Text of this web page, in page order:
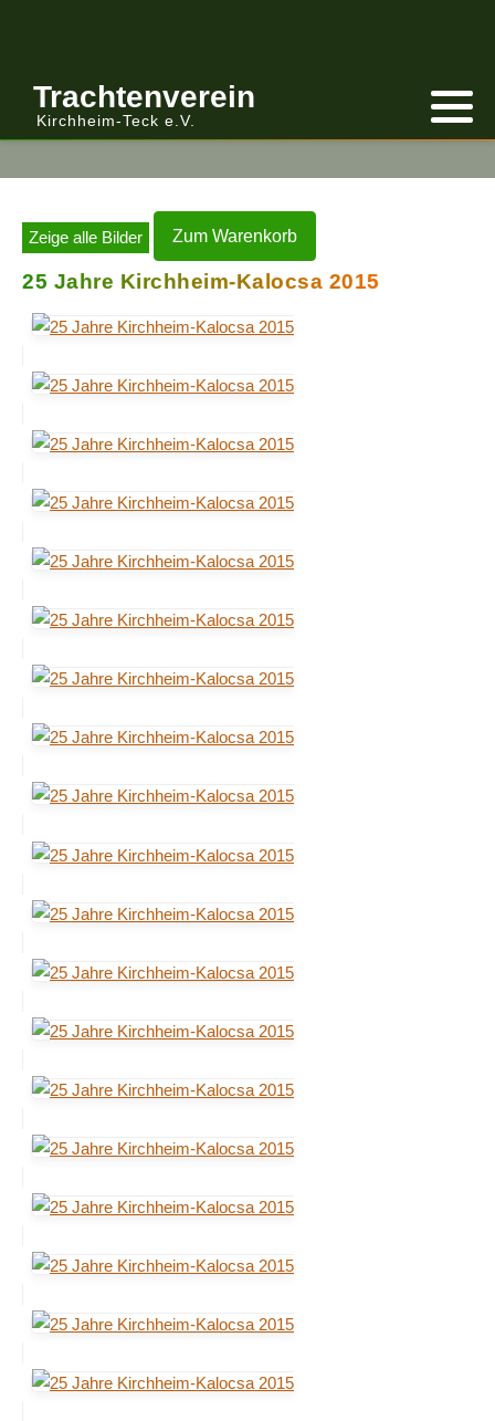
Trachtenverein
Kirchheim-Teck e.V.
Warenkorb
Zeige alle Bilder Zum Warenkorb
25 Jahre Kirchheim-Kalocsa 2015